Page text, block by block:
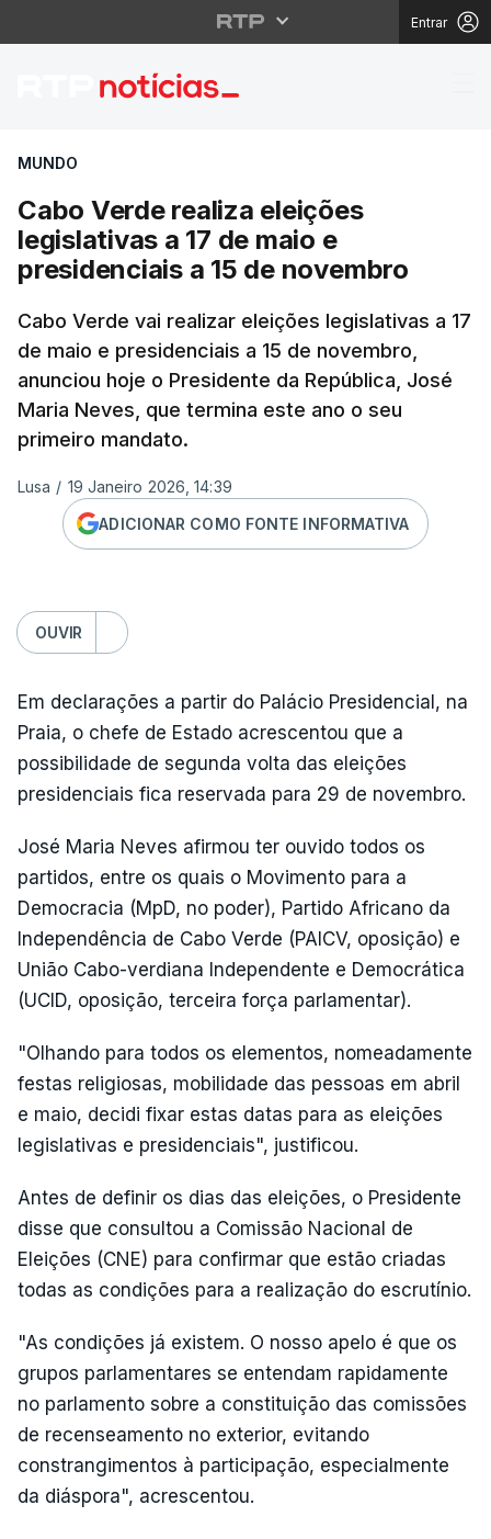
Entrar
Cabo Verde realiza
MUNDO
Cabo Verde realiza eleições
legislativas a 17 de maio e
presidenciais a 15 de novembro
Cabo Verde vai realizar eleições legislativas a 17
de maio e presidenciais a 15 de novembro,
anunciou hoje o Presidente da República, José
Maria Neves, que termina este ano o seu
primeiro mandato.
Lusa / 19 Janeiro 2026, 14:39
ADICIONAR COMO FONTE INFORMATIVA
OUVIR
Em declarações a partir do Palácio Presidencial, na
Praia, o chefe de Estado acrescentou que a
possibilidade de segunda volta das eleições
presidenciais fica reservada para 29 de novembro.
José Maria Neves afirmou ter ouvido todos os
partidos, entre os quais o Movimento para a
Democracia (MpD, no poder), Partido Africano da
Independência de Cabo Verde (PAICV, oposição) e
União Cabo-verdiana Independente e Democrática
(UCID, oposição, terceira força parlamentar).
"Olhando para todos os elementos, nomeadamente
festas religiosas, mobilidade das pessoas em abril
e maio, decidi fixar estas datas para as eleições
legislativas e presidenciais", justificou.
Antes de definir os dias das eleições, o Presidente
disse que consultou a Comissão Nacional de
Eleições (CNE) para confirmar que estão criadas
todas as condições para a realização do escrutínio.
"As condições já existem. O nosso apelo é que os
grupos parlamentares se entendam rapidamente
no parlamento sobre a constituição das comissões
de recenseamento no exterior, evitando
constrangimentos à participação, especialmente
da diáspora", acrescentou.